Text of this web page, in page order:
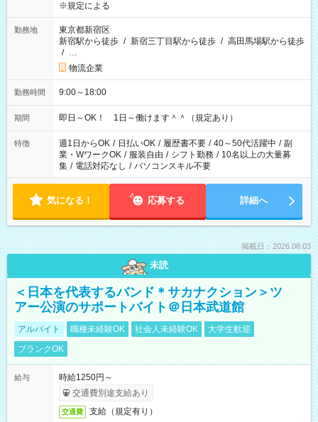
※規定による
勤務地
東京都新宿区
新宿駅から徒歩 / 新宿三丁目駅から徒歩 / 高田馬場駅から徒歩
/ …
物流企業
勤務時間 9:00～18:00
期間 即日～OK！ 1日～働けます＾＾（規定あり）
特徴 週1日からOK / 日払いOK / 履歴書不要 / 40～50代活躍中 / 副
業・WワークOK / 服装自由 / シフト勤務 / 10名以上の大量募
集 / 電話対応なし / パソコンスキル不要
気になる！ 応募する 詳細へ
掲載日：2026.08.03
未読
＜日本を代表するバンド＊サカナクション＞ツ
アー公演のサポートバイト＠日本武道館
アルバイト 職種未経験OK 社会人未経験OK
大学生歓迎
ブランクOK
給与
時給1250円～
交通費別途支給あり
交通費 支給（規定有り）